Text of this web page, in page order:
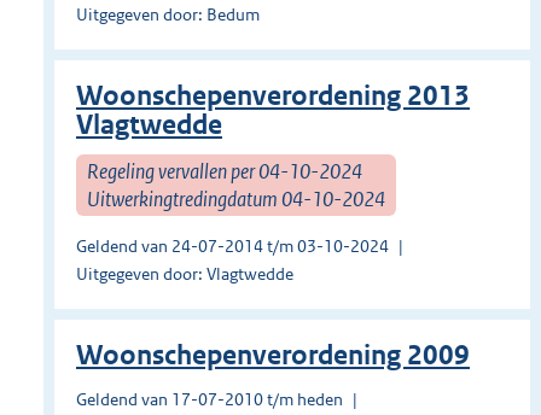
Uitgegeven door: Bedum
Woonschepenverordening 2013
Vlagtwedde
Regeling vervallen per 04-10-2024
Uitwerkingtredingdatum 04-10-2024
Geldend van 24-07-2014 t/m 03-10-2024
Uitgegeven door: Vlagtwedde
Woonschepenverordening 2009
Geldend van 17-07-2010 t/m heden